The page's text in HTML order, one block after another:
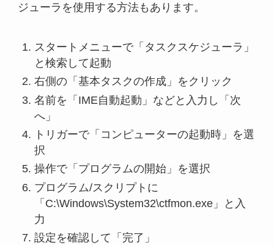
ジューラを使用する方法もあります。
スタートメニューで「タスクスケジューラ」
と検索して起動
右側の「基本タスクの作成」をクリック
名前を「IME自動起動」などと入力し「次
へ」
トリガーで「コンピューターの起動時」を選
択
操作で「プログラムの開始」を選択
プログラム/スクリプトに
「C:\Windows\System32\ctfmon.exe」と入
力
設定を確認して「完了」